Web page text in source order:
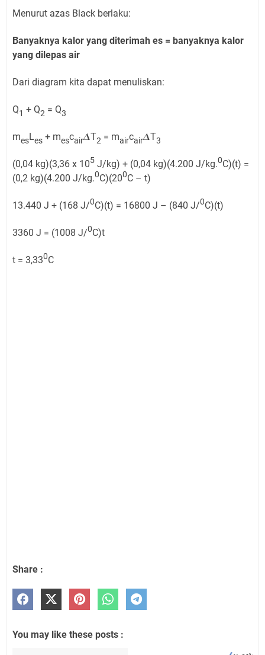
Menurut azas Black berlaku:
Banyaknya kalor yang diterimah es = banyaknya kalor
yang dilepas air
Dari diagram kita dapat menuliskan:
Q1 + Q2 = Q3
mesLes + mescair𝜟T2 = maircair𝜟T3
(0,04 kg)(3,36 x 105 J/kg) + (0,04 kg)(4.200 J/kg.0C)(t) =
(0,2 kg)(4.200 J/kg.0C)(200C – t)
13.440 J + (168 J/0C)(t) = 16800 J – (840 J/0C)(t)
3360 J = (1008 J/0C)t
t = 3,330C
Share :
You may like these posts :